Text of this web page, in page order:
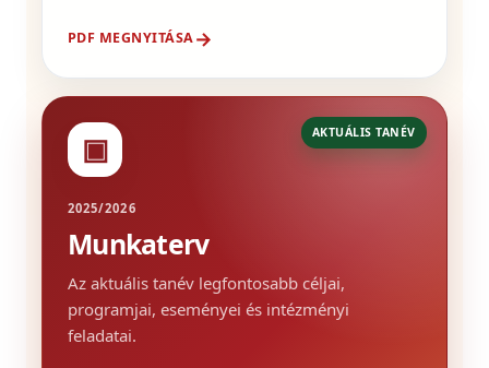
PDF MEGNYITÁSA→
AKTUÁLIS TANÉV
▣
2025/2026
Munkaterv
Az aktuális tanév legfontosabb céljai,
programjai, eseményei és intézményi
feladatai.